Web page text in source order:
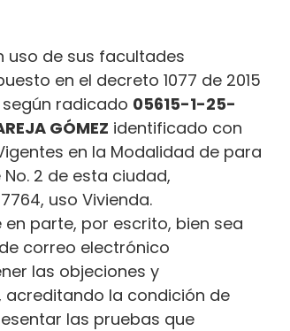
uso de sus facultades
en el decreto 1077 de 2015
radicado 05615-1-25-
GÓMEZ identificado con
en la Modalidad de para
2 de esta ciudad,
uso Vivienda.
parte, por escrito, bien sea
correo electrónico
las objeciones y
acreditando la condición de
las pruebas que